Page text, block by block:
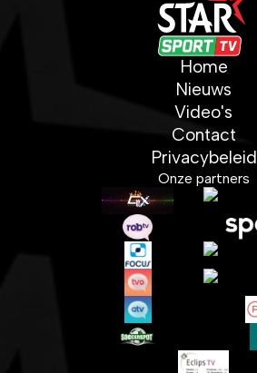
Home
Nieuws
Video's
Contact
Privacybeleid
Onze partners